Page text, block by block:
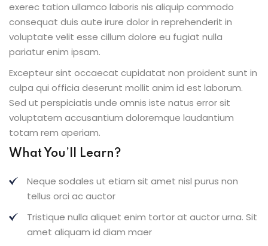
exerec tation ullamco laboris nis aliquip commodo
consequat duis aute irure dolor in reprehenderit in
voluptate velit esse cillum dolore eu fugiat nulla
pariatur enim ipsam.
Excepteur sint occaecat cupidatat non proident sunt in
culpa qui officia deserunt mollit anim id est laborum.
Sed ut perspiciatis unde omnis iste natus error sit
voluptatem accusantium doloremque laudantium
totam rem aperiam.
What You’ll Learn?
Neque sodales ut etiam sit amet nisl purus non
tellus orci ac auctor
Tristique nulla aliquet enim tortor at auctor urna. Sit
amet aliquam id diam maer